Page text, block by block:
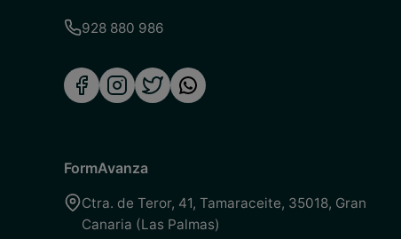
928 880 986
FormAvanza
Ctra. de Teror, 41, Tamaraceite, 35018, Gran
Canaria (Las Palmas)